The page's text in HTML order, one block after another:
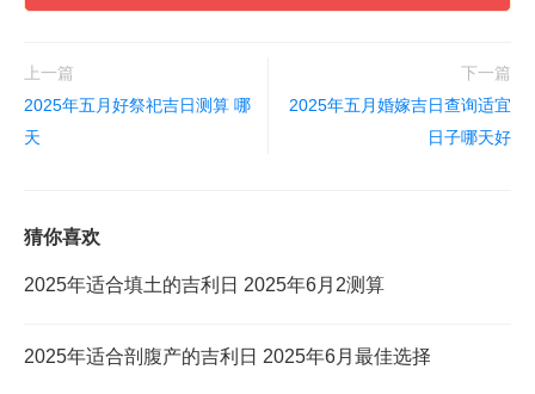
上一篇
2025年五月好祭祀吉日测算 哪
天
下一篇
2025年五月婚嫁吉日查询适宜
日子哪天好
猜你喜欢
2025年适合填土的吉利日 2025年6月2测算
2025年适合剖腹产的吉利日 2025年6月最佳选择